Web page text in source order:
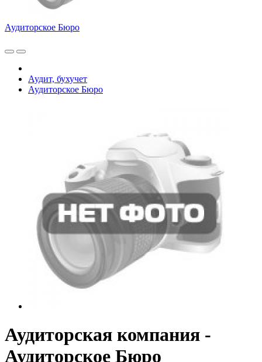
Аудиторское Бюро
Аудит, бухучет
Аудиторское Бюро
Аудиторская компания -
Аудиторское Бюро